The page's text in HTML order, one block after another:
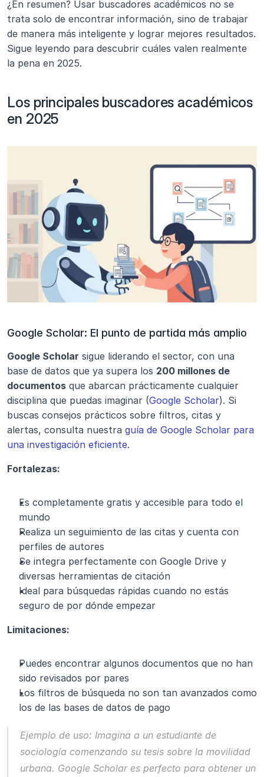
¿En resumen? Usar buscadores académicos no se
trata solo de encontrar información, sino de trabajar
de manera más inteligente y lograr mejores resultados.
Sigue leyendo para descubrir cuáles valen realmente
la pena en 2025.
Los principales buscadores académicos
en 2025
Google Scholar: El punto de partida más amplio
Google Scholar sigue liderando el sector, con una
base de datos que ya supera los 200 millones de
documentos que abarcan prácticamente cualquier
disciplina que puedas imaginar (Google Scholar). Si
buscas consejos prácticos sobre filtros, citas y
alertas, consulta nuestra guía de Google Scholar para
una investigación eficiente.
Fortalezas:
Es completamente gratis y accesible para todo el
mundo
Realiza un seguimiento de las citas y cuenta con
perfiles de autores
Se integra perfectamente con Google Drive y
diversas herramientas de citación
Ideal para búsquedas rápidas cuando no estás
seguro de por dónde empezar
Limitaciones:
Puedes encontrar algunos documentos que no han
sido revisados por pares
Los filtros de búsqueda no son tan avanzados como
los de las bases de datos de pago
Ejemplo de uso: Imagina a un estudiante de
sociología comenzando su tesis sobre la movilidad
urbana. Google Scholar es perfecto para obtener un